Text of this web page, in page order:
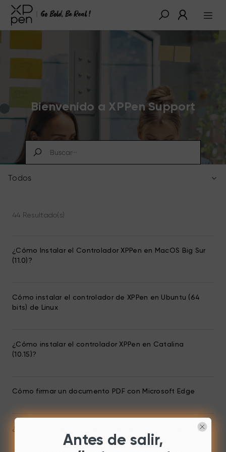
Bienvenido a XPPen Support
Todos
44 Resultado(s)
¿Cómo Instalar el Controlador XPPen en MacOS Big Sur
(11.0)?
Cómo instalar el controlador de XPPen en Ubuntu (64
bits) de Linux
¿Cómo instalar el controlador XPPen en Catalina
(10.15)?
Cómo firmar un documento PDF con Microsoft Edge
¿Cómo configurar las teclas express en Windows?
Antes de salir,